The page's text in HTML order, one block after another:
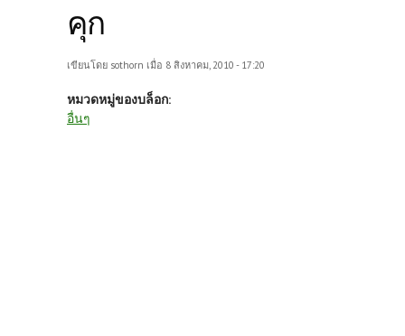
คุก
เขียนโดย sothorn เมื่อ 8 สิงหาคม, 2010 - 17:20
หมวดหมู่ของบล็อก:
อื่นๆ